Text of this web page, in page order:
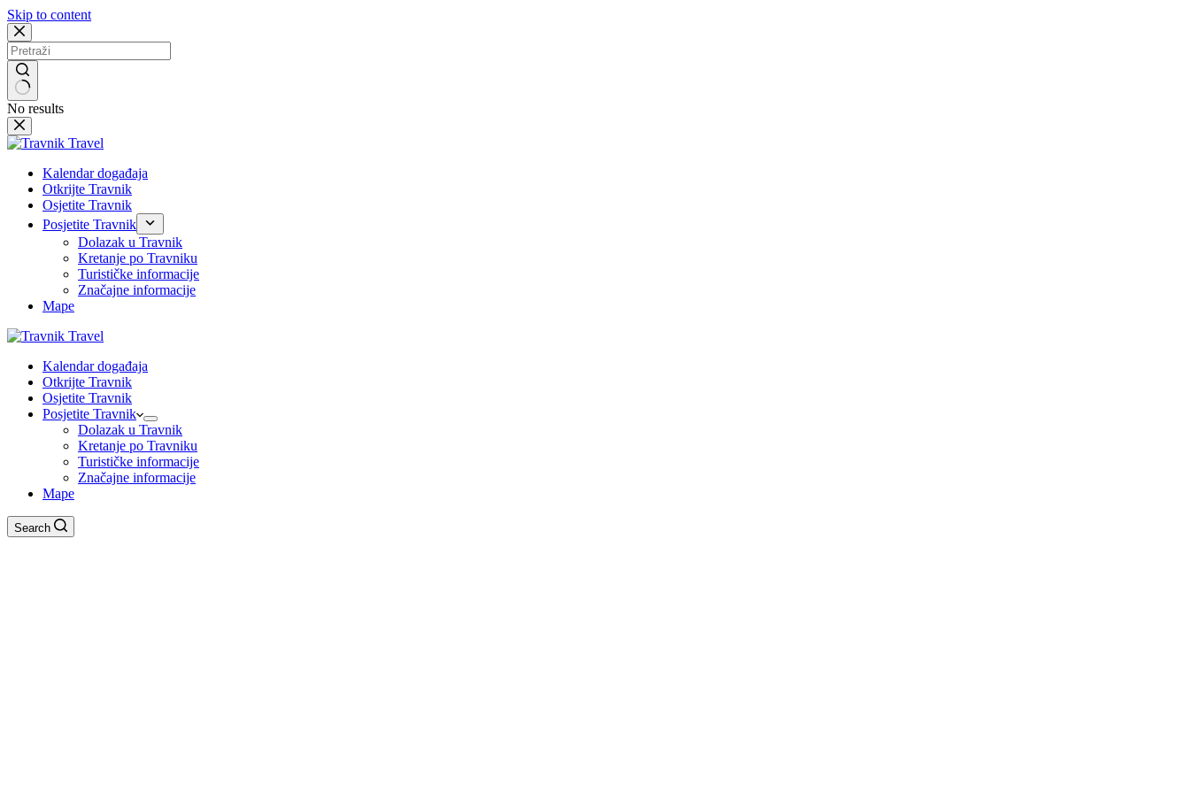
Skip to content
No results
Kalendar događaja
Otkrijte Travnik
Osjetite Travnik
Posjetite Travnik
Dolazak u Travnik
Kretanje po Travniku
Turističke informacije
Značajne informacije
Mape
Kalendar događaja
Otkrijte Travnik
Osjetite Travnik
Posjetite Travnik
Dolazak u Travnik
Kretanje po Travniku
Turističke informacije
Značajne informacije
Mape
Search